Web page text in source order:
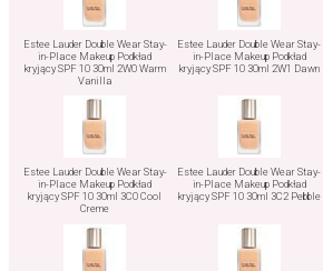
Estee Lauder Double Wear Stay-
in-Place Makeup Podkład
kryjący SPF 10 30ml 2W0 Warm
Vanilla
Estee Lauder Double Wear Stay-
in-Place Makeup Podkład
kryjący SPF 10 30ml 2W1 Dawn
Estee Lauder Double Wear Stay-
in-Place Makeup Podkład
kryjący SPF 10 30ml 3C0 Cool
Creme
Estee Lauder Double Wear Stay-
in-Place Makeup Podkład
kryjący SPF 10 30ml 3C2 Pebble